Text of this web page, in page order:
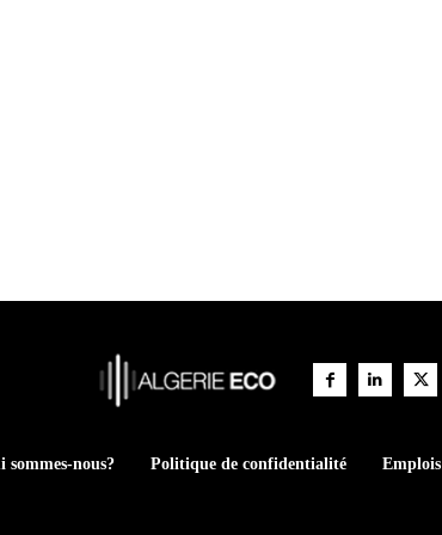
sommes-nous? Politique de confidentialité Emplois